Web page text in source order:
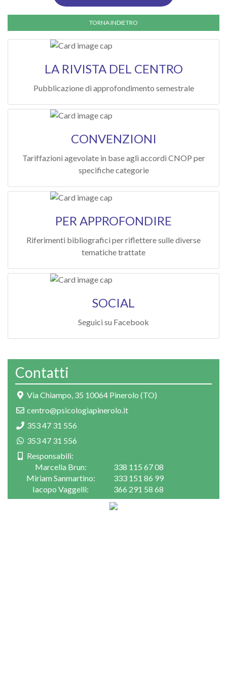
LA RIVISTA DEL CENTRO
Pubblicazione di approfondimento semestrale
CONVENZIONI
Tariffazioni agevolate in base agli accordi CNOP per
specifiche categorie
PER APPROFONDIRE
Riferimenti bibliografici per riflettere sulle diverse
tematiche trattate
SOCIAL
Seguici su Facebook
Contatti
Via Chiampo, 35 10064 Pinerolo (TO)
centro@psicologiapinerolo.it
353 47 31 556
353 47 31 556
Responsabili:
Marcella Brun:
338 115 67 08
Miriam Sanmartino:
333 151 86 99
Iacopo Vaggelli:
366 291 58 68